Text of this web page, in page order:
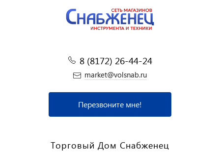
8 (8172) 26-44-24
market@volsnab.ru
Перезвоните мне!
Торговый Дом Снабженец